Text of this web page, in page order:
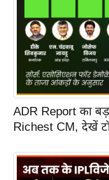
ADR Report का
Richest CM, देखें